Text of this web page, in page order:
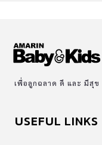
เพื่อลูกฉลาด ดี และ มีสุข
USEFUL LINKS